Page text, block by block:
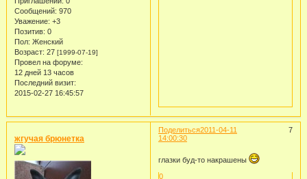
Сообщений: 970
Уважение: +3
Позитив: 0
Пол: Женский
Возраст: 27 [1999-07-19]
Провел на форуме:
12 дней 13 часов
Последний визит:
2015-02-27 16:45:57
Поделиться 7
2011-04-11
14:00:30
жгучая брюнетка
глазки буд-то накрашены
0